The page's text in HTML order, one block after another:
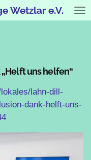
Wetzlar e.V.
uns helfen“
lahn-dill-
dank-helft-uns-